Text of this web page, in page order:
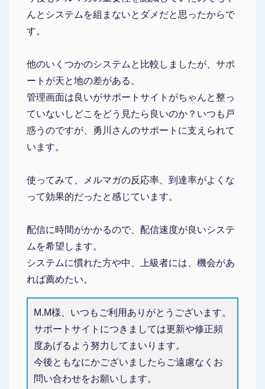
んとシステムを組まないとダメだと思ったからで
す。
他のいくつかのシステムと比較しましたが、サポ
ートが天と地の差がある。
管理画面は良いがサポートサイトがちゃんと整っ
ていないしどこをどう見たら良いのか？いつも戸
惑うのですが、勇川さんのサポートに支えられて
います。
使ってみて、メルマガの反応率、到達率がよくな
って効果的だったと感じています。
配信に時間がかかるので、配信速度が良いシステ
ムを希望します。
システムに慣れた方や中、上級者には、機会があ
れば薦めたい。
M.M様、いつもご利用ありがとうございます。
サポートサイトにつきましては更新や修正頻
度あげるよう努力してまいります。
今後ともなにかございましたらご遠慮なくお
問い合わせをお願いします。